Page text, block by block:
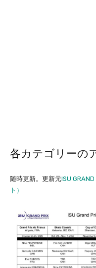
各カテゴリーの
随時更新。更新元ISU
ト）